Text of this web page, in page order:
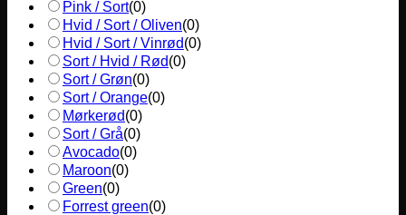
Pink / Sort(0)
Hvid / Sort / Oliven(0)
Hvid / Sort / Vinrød(0)
Sort / Hvid / Rød(0)
Sort / Grøn(0)
Sort / Orange(0)
Mørkerød(0)
Sort / Grå(0)
Avocado(0)
Maroon(0)
Green(0)
Forrest green(0)